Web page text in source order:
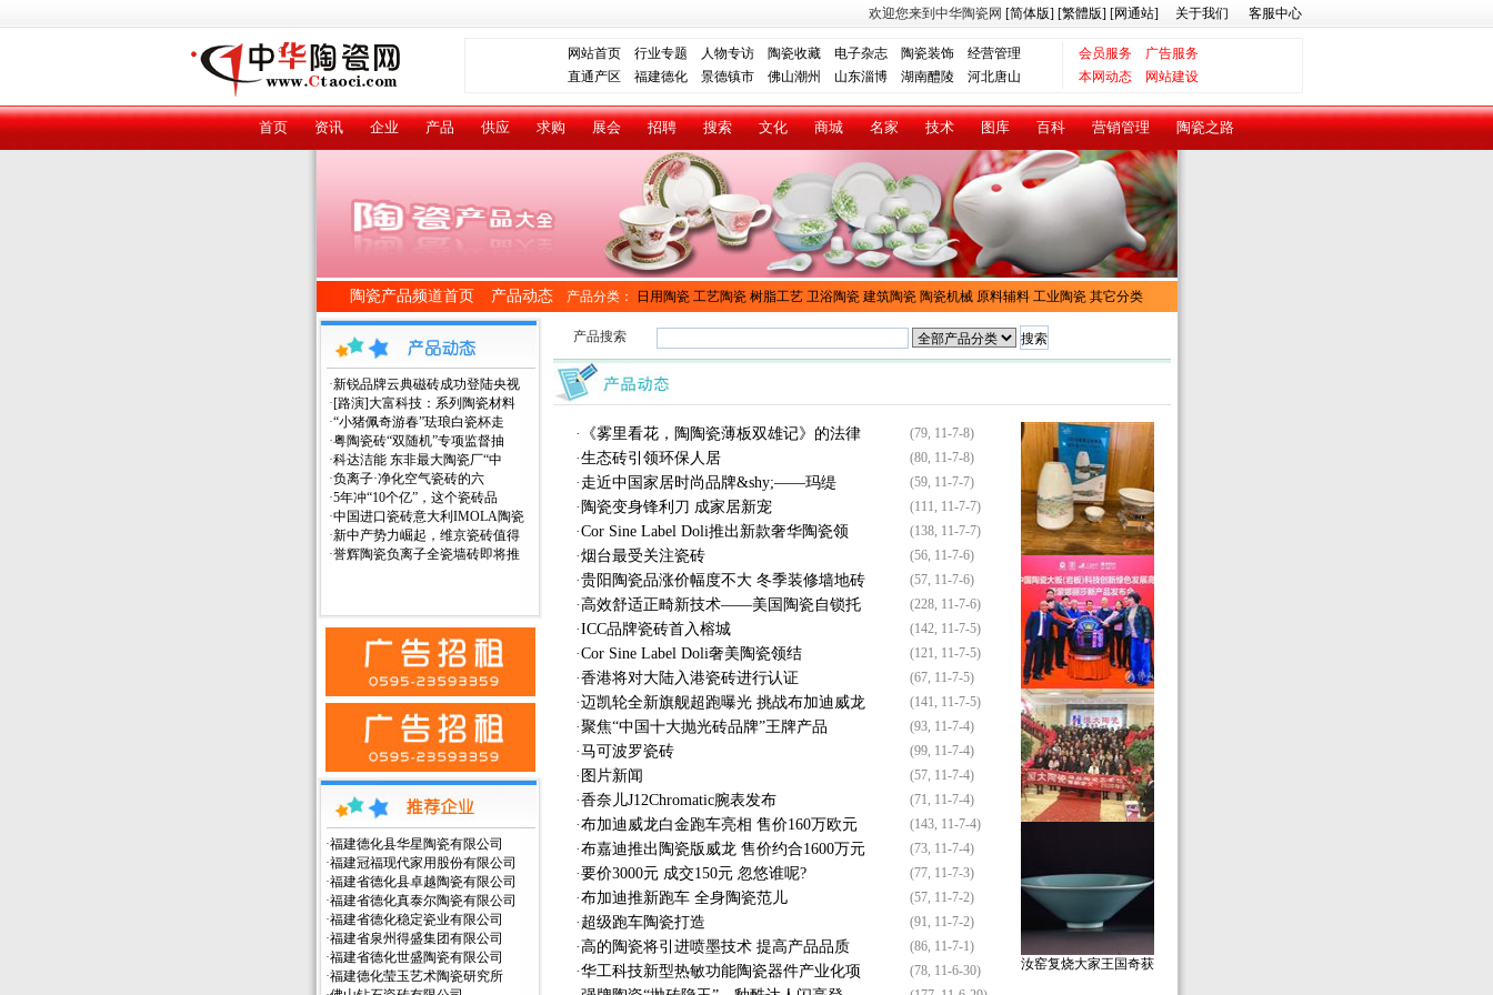
欢迎您来到中华陶瓷网 [简体版] [繁體版] [网通站] 关于我们 客服中心
网站首页 行业专题 人物专访 陶瓷收藏 电子杂志 陶瓷装饰 经营管理 会员服务
广告服务
直通产区 福建德化 景德镇市 佛山潮州 山东淄博 湖南醴陵 河北唐山 本网动态 网站建设
首页 资讯 企业 产品 供应 求购 展会 招聘 搜索 文化 商城 名家 技术 图库 百科 营销管理 陶瓷之路
陶瓷产品频道首页 产品动态 产品分类： 日用陶瓷 工艺陶瓷 树脂工艺 卫浴陶瓷 建筑陶瓷 陶瓷机械 原料辅料 工业陶瓷 其它分类
·新锐品牌云典磁砖成功登陆央视
·[路演]大富科技：系列陶瓷材料
·“小猪佩奇游春”珐琅白瓷杯走
·粤陶瓷砖“双随机”专项监督抽
·科达洁能 东非最大陶瓷厂“中
·负离子·净化空气瓷砖的六
·5年冲“10个亿”，这个瓷砖品
·中国进口瓷砖意大利IMOLA陶瓷
·新中产势力崛起，维京瓷砖值得
·誉辉陶瓷负离子全瓷墙砖即将推
·福建德化县华星陶瓷有限公司
·福建冠福现代家用股份有限公司
·福建省德化县卓越陶瓷有限公司
·福建省德化真泰尔陶瓷有限公司
·福建省德化稳定瓷业有限公司
·福建省泉州得盛集团有限公司
·福建省德化世盛陶瓷有限公司
·福建德化莹玉艺术陶瓷研究所
产品搜索
· 《雾里看花，陶陶瓷薄板双雄记》的法律 (79, 11-7-8)
·生态砖引领环保人居 (80, 11-7-8)
· 走近中国家居时尚品牌&shy;——玛缇 (59, 11-7-7)
· 陶瓷变身锋利刀 成家居新宠 (111, 11-7-7)
·Cor Sine Label Doli推出新款奢华陶瓷领 (138, 11-7-7)
·烟台最受关注瓷砖 (56, 11-7-6)
·贵阳陶瓷品涨价幅度不大 冬季装修墙地砖 (57, 11-7-6)
·高效舒适正畸新技术——美国陶瓷自锁托 (228, 11-7-6)
·ICC品牌瓷砖首入榕城 (142, 11-7-5)
·Cor Sine Label Doli奢美陶瓷领结 (121, 11-7-5)
·香港将对大陆入港瓷砖进行认证 (67, 11-7-5)
·迈凯轮全新旗舰超跑曝光 挑战布加迪威龙 (141, 11-7-5)
·聚焦“中国十大抛光砖品牌”王牌产品 (93, 11-7-4)
·马可波罗瓷砖 (99, 11-7-4)
· 图片新闻 (57, 11-7-4)
·香奈儿J12Chromatic腕表发布 (71, 11-7-4)
·布加迪威龙白金跑车亮相 售价160万欧元 (143, 11-7-4)
·布嘉迪推出陶瓷版威龙 售价约合1600万元 (73, 11-7-4)
·要价3000元 成交150元 忽悠谁呢? (77, 11-7-3)
·布加迪推新跑车 全身陶瓷范儿 (57, 11-7-2)
· 超级跑车陶瓷打造 (91, 11-7-2)
·高的陶瓷将引进喷墨技术 提高产品品质 (86, 11-7-1)
·华工科技新型热敏功能陶瓷器件产业化项 (78, 11-6-30)
行走海岸线｜滨州这家
佛山创造！国内最大规
汝窑复烧大家王国奇获